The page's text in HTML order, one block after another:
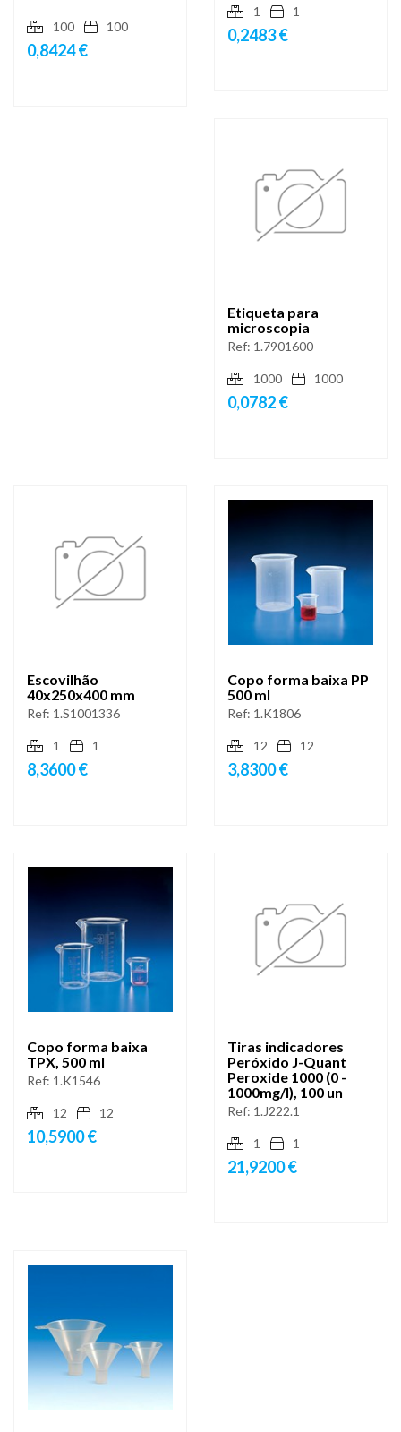
100 100
0,8424 €
1 1
0,2483 €
Etiqueta para
microscopia
Ref: 1.7901600
1000 1000
0,0782 €
Escovilhão
40x250x400 mm
Ref: 1.S1001336
1 1
8,3600 €
Copo forma baixa PP
500 ml
Ref: 1.K1806
12 12
3,8300 €
Copo forma baixa
TPX, 500 ml
Ref: 1.K1546
12 12
10,5900 €
Tiras indicadores
Peróxido J-Quant
Peroxide 1000 (0 -
1000mg/l), 100 un
Ref: 1.J222.1
1 1
21,9200 €